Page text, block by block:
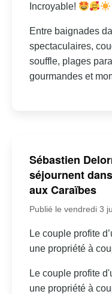
Incroyable!
Entre baignades
spectaculaires,
souffle, plages
gourmandes et
Sébastien
séjournent
aux Caraïbes
Publié le vendredi 3
Le couple profite
une propriété à
Le couple profite
une propriété à